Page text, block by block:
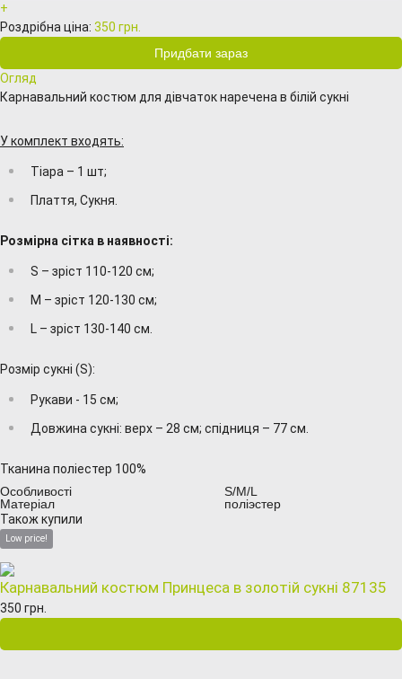
+
Роздрібна ціна: 350 грн.
Огляд
Карнавальний костюм для дівчаток наречена в білій сукні
У комплект входять:
Тіара – 1 шт;
Плаття, Сукня.
Розмірна сітка в наявності:
S – зріст 110-120 см;
M – зріст 120-130 см;
L – зріст 130-140 см.
Розмір сукні (S):
Рукави - 15 см;
Довжина сукні: верх – 28 см; спідниця – 77 см.
Тканина поліестер 100%
Особливості
S/M/L
Матеріал
поліэстер
Також купили
Low price!
Карнавальний костюм Принцеса в золотій сукні 87135
350 грн.